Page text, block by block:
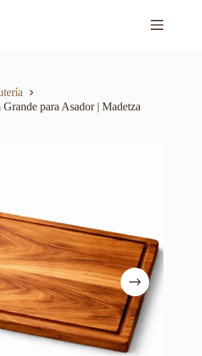
para Asador | Madetza